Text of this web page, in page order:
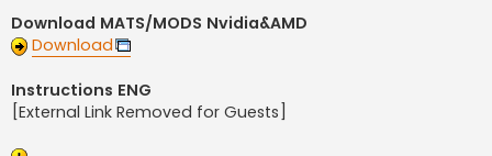
Download MATS/MODS Nvidia&AMD
Download
Instructions ENG
[External Link Removed for Guests]